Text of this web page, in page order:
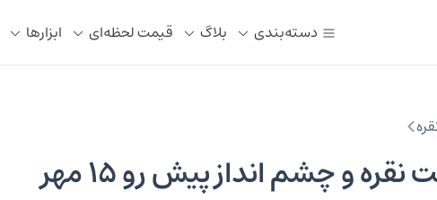
دسته‌بندی بلاگ قیمت لحظه‌ای ابزار‌ها
و چشم انداز پیش رو ۱۵ مهر